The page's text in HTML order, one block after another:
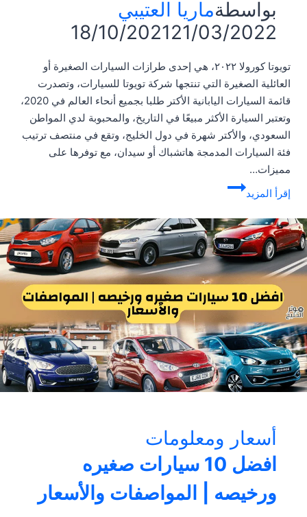
بواسطةماريا العتيبي
18/10/202121/03/2022
تويوتا كورولا ٢٠٢٢، هي إحدى طرازات السيارات الصغيرة أو
العائلية الصغيرة التي تنتجها شركة تويوتا للسيارات، وتصدرت
قائمة السيارات اليابانية الأكتر طلبا بجميع أنحاء العالم في 2020،
وتعتبر السيارة الأكثر مبيعًا في التاريخ، والمحبوبة لدي المواطن
السعودي، والأكتر شهرة في دول الخليج، وتقع في منتصف ترتيب
فئة السيارات المدمجة هاتشباك أو سيدان، مع توفرها على
مميزات…
إقرأ المزيد
تويوتا
2022
|
تقرير
شامل
عن
سيارة
تويوتا
كورولا
2022
أسعار ومعلومات
افضل 10 سيارات صغيره
ورخيصه | المواصفات والأسعار